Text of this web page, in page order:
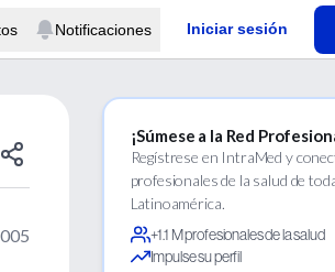
Notificaciones Iniciar sesión
¡Súmese a la Red
Regístrese en IntraMed y
profesionales de la salud de
Latinoamérica.
+1.1 M profesionales de la salud
Impulse su perfil